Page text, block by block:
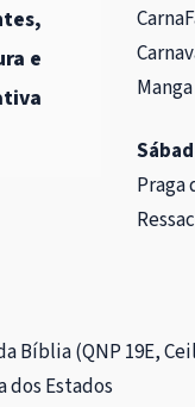
e
Praga
Bíblia (QNP 19E,
dos Estados